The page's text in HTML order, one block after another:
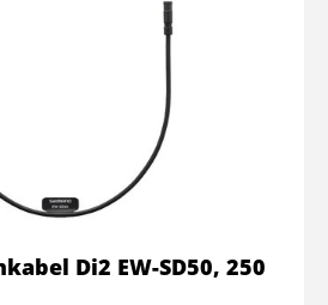
Di2 EW-SD50, 250